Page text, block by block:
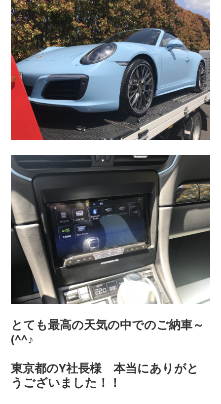
とても最高の天気の中でのご納車～
(^^♪
東京都のY社長様 本当にありがと
うございました！！